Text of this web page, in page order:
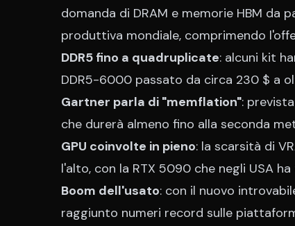
domanda di DRAM e memorie HBM
produttiva mondiale, comprimendo
DDR5 fino a quadruplicate: alcuni kit
DDR5-6000 passato da circa 230 $ a
Gartner parla di "memflation":
che durerà almeno fino alla seconda
GPU coinvolte in pieno: la scarsità di
l'alto, con la RTX 5090 che negli USA
Boom dell'usato: con il nuovo
raggiunto numeri record sulle